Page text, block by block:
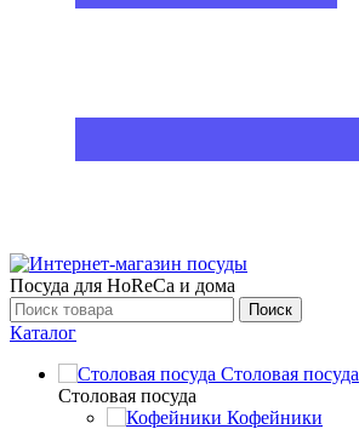
Посуда для HoReCa и дома
Поиск
Каталог
Столовая посуда
Столовая посуда
Кофейники